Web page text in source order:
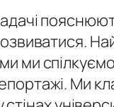
ми
Ми